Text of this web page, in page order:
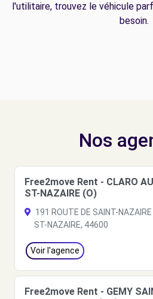
l'utilitaire, trouvez le véhicule
besoin.
Nos
Free2move Rent - CLARO
ST-NAZAIRE (O)
191 ROUTE DE SAINT-NAZAIRE
ST-NAZAIRE, 44600
Voir l'agence
Free2move Rent - GEMY